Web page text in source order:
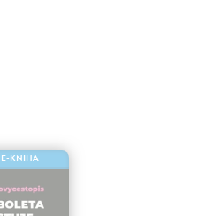
E-KNIHA